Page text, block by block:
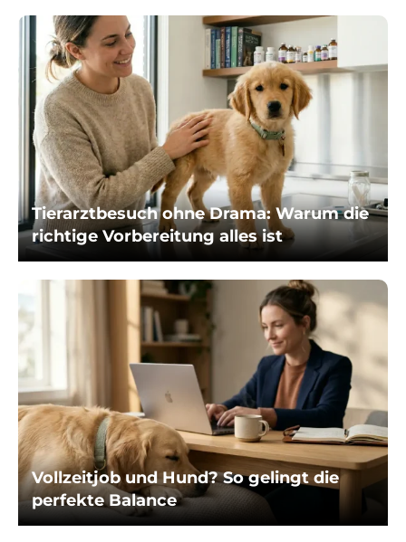
Tierarztbesuch ohne Drama: Warum die
richtige Vorbereitung alles ist
Vollzeitjob und Hund? So gelingt die
perfekte Balance